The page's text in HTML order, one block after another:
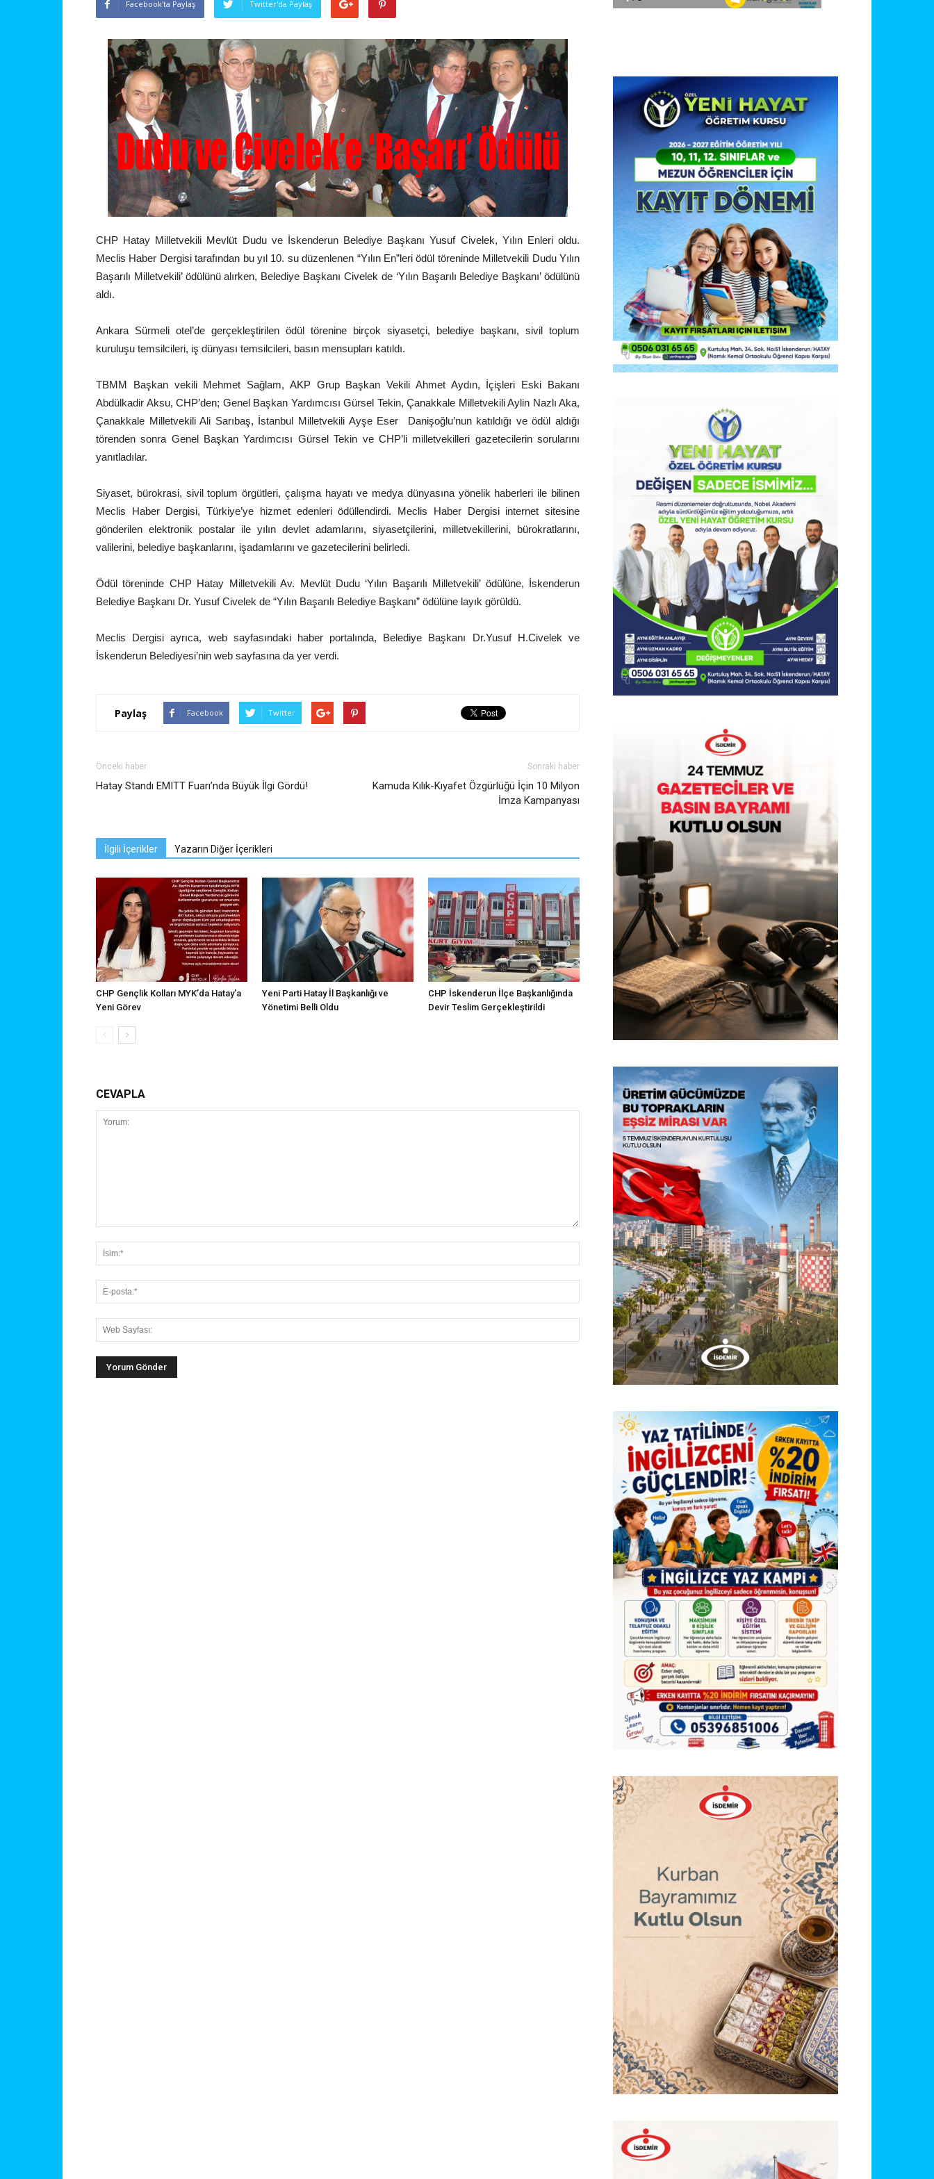
Facebook'ta Paylaş Twitter'da Paylaş
CHP Hatay Milletvekili Mevlüt Dudu ve İskenderun Belediye Başkanı Yusuf Civelek, Yılın Enleri oldu.
Meclis Haber Dergisi tarafından bu yıl 10. su düzenlenen “Yılın En”leri ödül töreninde Milletvekili Dudu Yılın
Başarılı Milletvekili’ ödülünü alırken, Belediye Başkanı Civelek de ‘Yılın Başarılı Belediye Başkanı’ ödülünü
aldı.
Ankara Sürmeli otel’de gerçekleştirilen ödül törenine birçok siyasetçi, belediye başkanı, sivil toplum
kuruluşu temsilcileri, iş dünyası temsilcileri, basın mensupları katıldı.
TBMM Başkan vekili Mehmet Sağlam, AKP Grup Başkan Vekili Ahmet Aydın, İçişleri Eski Bakanı
Abdülkadir Aksu, CHP’den; Genel Başkan Yardımcısı Gürsel Tekin, Çanakkale Milletvekili Aylin Nazlı Aka,
Çanakkale Milletvekili Ali Sarıbaş, İstanbul Milletvekili Ayşe Eser Danişoğlu’nun katıldığı ve ödül aldığı
törenden sonra Genel Başkan Yardımcısı Gürsel Tekin ve CHP’li milletvekilleri gazetecilerin sorularını
yanıtladılar.
Siyaset, bürokrasi, sivil toplum örgütleri, çalışma hayatı ve medya dünyasına yönelik haberleri ile bilinen
Meclis Haber Dergisi, Türkiye’ye hizmet edenleri ödüllendirdi. Meclis Haber Dergisi internet sitesine
gönderilen elektronik postalar ile yılın devlet adamlarını, siyasetçilerini, milletvekillerini, bürokratlarını,
valilerini, belediye başkanlarını, işadamlarını ve gazetecilerini belirledi.
Ödül töreninde CHP Hatay Milletvekili Av. Mevlüt Dudu ‘Yılın Başarılı Milletvekili’ ödülüne, İskenderun
Belediye Başkanı Dr. Yusuf Civelek de “Yılın Başarılı Belediye Başkanı” ödülüne layık görüldü.
Meclis Dergisi ayrıca, web sayfasındaki haber portalında, Belediye Başkanı Dr.Yusuf H.Civelek ve
İskenderun Belediyesi’nin web sayfasına da yer verdi.
Paylaş Facebook Twitter
Önceki haber
Hatay Standı EMITT Fuarı’nda Büyük İlgi Gördü!
Sonraki haber
Kamuda Kılık-Kıyafet Özgürlüğü İçin 10 Milyon
İmza Kampanyası
İlgili İçerikler Yazarın Diğer İçerikleri
CHP Gençlik Kolları MYK’da Hatay’a
Yeni Görev
Yeni Parti Hatay İl Başkanlığı ve
Yönetimi Belli Oldu
CHP İskenderun İlçe Başkanlığında
Devir Teslim Gerçekleştirildi
CEVAPLA